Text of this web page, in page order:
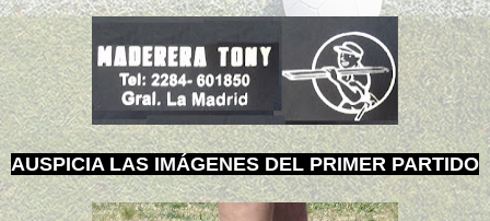
AUSPICIA LAS IMÁGENES DEL PRIMER PARTIDO